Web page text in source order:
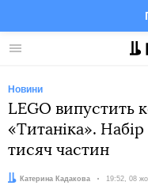
Меню
Новини
LEGO випустить
«Титаніка».
тисяч частин
Автор:Катерина Кадакова Дата:
19:52, 08